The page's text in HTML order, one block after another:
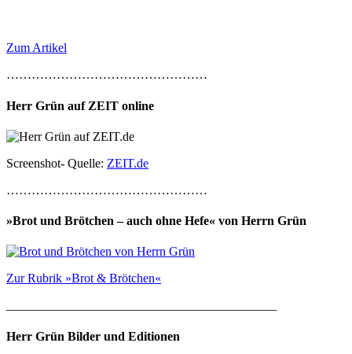
Zum Artikel
…………………………………………
Herr Grün auf ZEIT online
Screenshot- Quelle: ZEIT.de
…………………………………………
»Brot und Brötchen – auch ohne Hefe« von Herrn Grün
Zur Rubrik »Brot & Brötchen«
Herr Grün Bilder und Editionen